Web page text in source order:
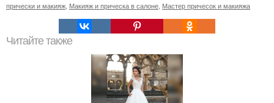
прически и макияж Макияж и прическа в салоне Мастер причесок и макияжа
Читайте также